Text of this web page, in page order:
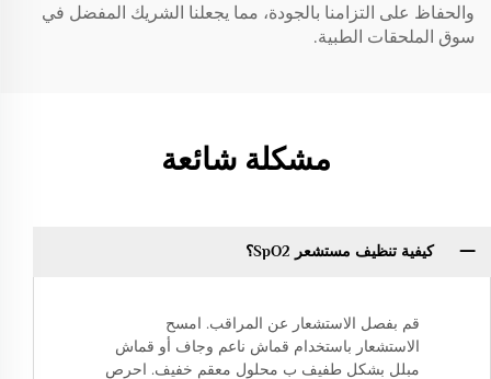
والحفاظ على التزامنا بالجودة، مما يجعلنا الشريك المفضل في
سوق الملحقات الطبية.
مشكلة شائعة
كيفية تنظيف مستشعر SpO2؟
قم بفصل الاستشعار عن المراقب. امسح
الاستشعار باستخدام قماش ناعم وجاف أو قماش
مبلل بشكل طفيف ب محلول معقم خفيف. احرص